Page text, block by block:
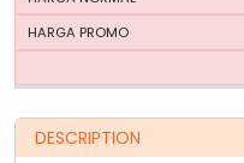
DESCRIPTION